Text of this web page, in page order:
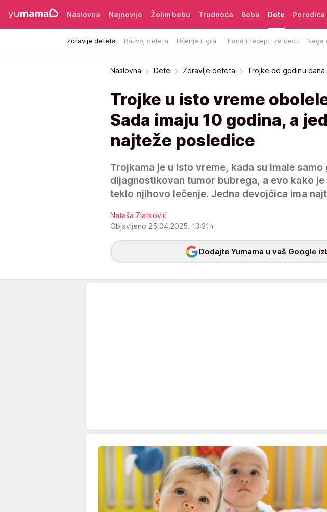
Naslovna Najnovije Želim bebu Trudnoća Beba Dete
Zdravlje deteta Razvoj deteta Učenje i igra Hrana i recepti za decu Nega
Porodica
Naslovna Dete Zdravlje deteta Trojke od godinu
Trojke u isto vreme
Sada imaju 10 godina, a
najteže posledice
Trojkama je u isto vreme, kada su imale samo
dijagnostikovan tumor bubrega, a evo kako je
teklo njihovo lečenje. Jedna devojčica ima
Nataša Zlatković
Objavljeno 25.04.2025. 13:31h
Dodajte Yumama u vaš Google